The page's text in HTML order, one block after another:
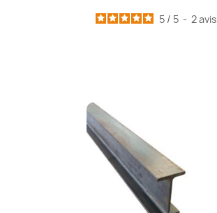
5 / 5 - 2avis